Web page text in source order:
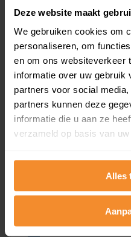
Deze website maakt
We gebruiken cookies om
personaliseren, om
en om ons websiteverkeer
informatie over uw gebruik
partners voor social
partners kunnen deze
informatie die u aan ze
verzameld op basis van
Alles
T/m 1945